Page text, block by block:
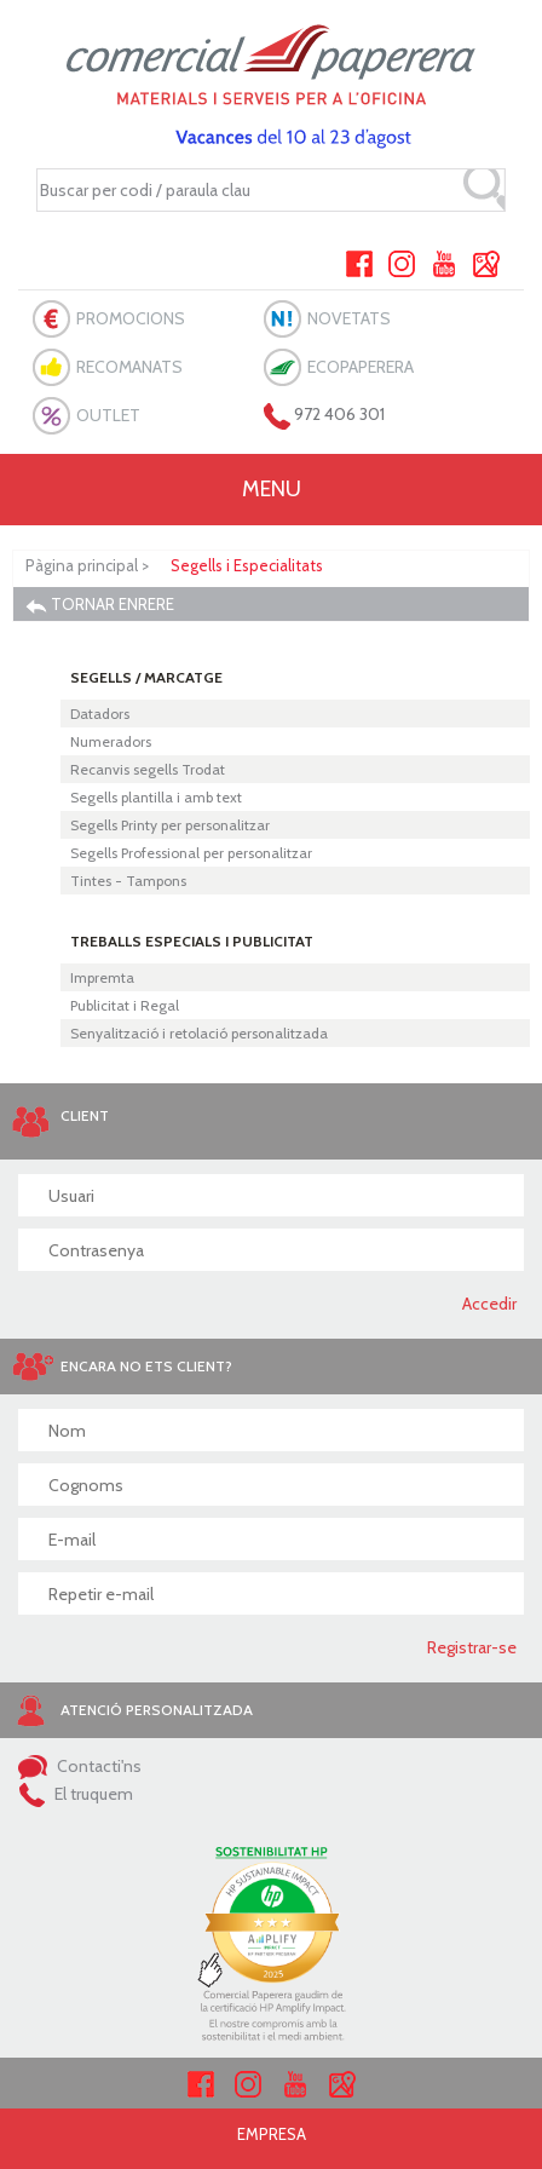
PROMOCIONS NOVETATS
RECOMANATS ECOPAPERERA
OUTLET 972 406 301
MENU
Pàgina principal >
Segells i Especialitats
TORNAR ENRERE
SEGELLS / MARCATGE
Datadors
Numeradors
Recanvis segells Trodat
Segells plantilla i amb text
Segells Printy per personalitzar
Segells Professional per personalitzar
Tintes - Tampons
TREBALLS ESPECIALS I PUBLICITAT
Impremta
Publicitat i Regal
Senyalització i retolació personalitzada
CLIENT
ENCARA NO ETS CLIENT?
ATENCIÓ PERSONALITZADA
Contacti'ns
El truquem
EMPRESA